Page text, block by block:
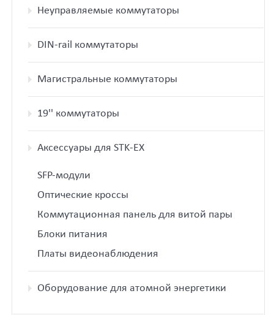
Неуправляемые коммутаторы
DIN-rail коммутаторы
Магистральные коммутаторы
19'' коммутаторы
Аксессуары для STK-EX
SFP-модули
Оптические кроссы
Коммутационная панель для витой пары
Блоки питания
Платы видеонаблюдения
Оборудование для атомной энергетики